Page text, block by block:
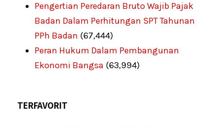
Pengertian Peredaran Bruto Wajib Pajak
Badan Dalam Perhitungan SPT Tahunan
PPh Badan (67,444)
Peran Hukum Dalam Pembangunan
Ekonomi Bangsa (63,994)
TERFAVORIT